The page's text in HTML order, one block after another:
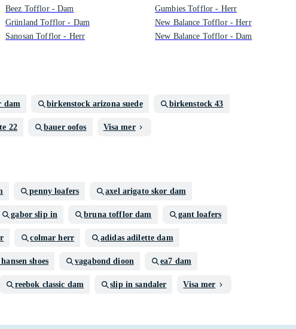
Beez Tofflor - Dam
Grünland Tofflor - Dam
Sanosan Tofflor - Herr
Gumbies Tofflor - Herr
New Balance Tofflor - Herr
New Balance Tofflor - Dam
dam birkenstock arizona suede birkenstock 43
22 bauer oofos Visa mer
penny loafers axel arigato skor dam
gabor slip in bruna tofflor dam gant loafers
colmar herr adidas adilette dam
shoes vagabond dioon ea7 dam
reebok classic dam slip in sandaler Visa mer